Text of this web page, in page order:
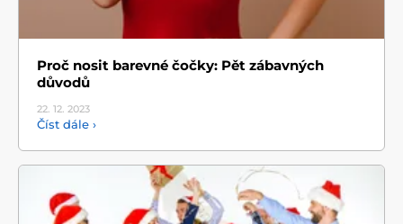
Proč nosit barevné čočky: Pět zábavných
důvodů
22. 12. 2023
Číst dále ›